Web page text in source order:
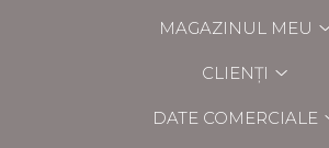
MAGAZINUL MEU
CLIENȚI
DATE COMERCIALE